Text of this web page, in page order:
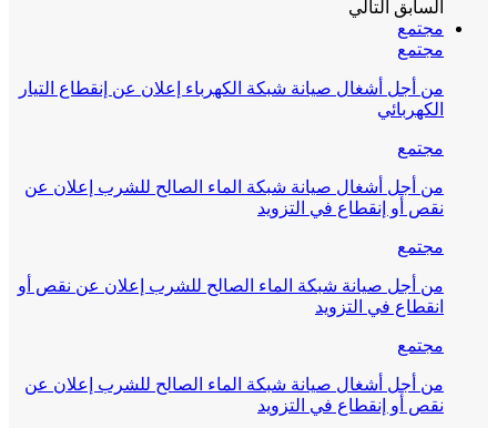
السابق التالي
مجتمع
مجتمع
من أجل أشغال صيانة شبكة الكهرباء إعلان عن إنقطاع التيار
الكهربائي
مجتمع
من أجل أشغال صيانة شبكة الماء الصالح للشرب إعلان عن
نقص أو إنقطاع في التزويد
مجتمع
من أجل صيانة شبكة الماء الصالح للشرب إعلان عن نقص أو
انقطاع في التزويد
مجتمع
من أجل أشغال صيانة شبكة الماء الصالح للشرب إعلان عن
نقص أو إنقطاع في التزويد